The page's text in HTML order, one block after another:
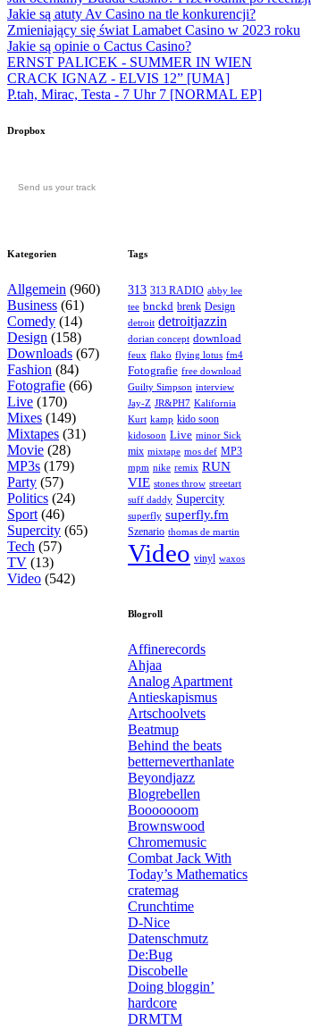
Jakie są atuty Av Casino na tle konkurencji?
Zmieniający się świat Lamabet Casino w 2023 roku
Jakie są opinie o Cactus Casino?
ERNST PALICEK - SUMMER IN WIEN
CRACK IGNAZ - ELVIS 12” [UMA]
P.tah, Mirac, Testa - 7 Uhr 7 [NORMAL EP]
Dropbox
Send us your track
Kategorien
Allgemein (960)
Business (61)
Comedy (14)
Design (158)
Downloads (67)
Fashion (84)
Fotografie (66)
Live (170)
Mixes (149)
Mixtapes (31)
Movie (28)
MP3s (179)
Party (57)
Politics (24)
Sport (46)
Supercity (65)
Tech (57)
TV (13)
Video (542)
Tags
313 313 RADIO abby lee
tee bnckd brenk Design
detroit detroitjazzin
dorian concept download
feux flako flying lotus fm4
Fotografie free download
Guilty Simpson interview
Jay-Z JR&PH7 Kalifornia
Kurt kamp kido soon
kidosoon Live minor Sick
mix mixtape mos def MP3
mpm nike remix RUN
VIE stones throw streetart
suff daddy Supercity
superfly superfly.fm
Szenario thomas de martin
Video vinyl waxos
Blogroll
Affinerecords
Ahjaa
Analog Apartment
Antieskapismus
Artschoolvets
Beatmup
Behind the beats
betterneverthanlate
Beyondjazz
Blogrebellen
Booooooom
Brownswood
Chromemusic
Combat Jack With
Today’s Mathematics
cratemag
Crunchtime
D-Nice
Datenschmutz
De:Bug
Discobelle
Doing bloggin’
hardcore
DRMTM